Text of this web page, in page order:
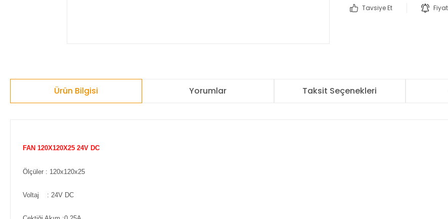
Tavsiye Et
Ürün Bilgisi Yorumlar Taksit Seçenekleri
FAN 120X120X25 24V DC
Ölçüler : 120x120x25
Voltaj : 24V DC